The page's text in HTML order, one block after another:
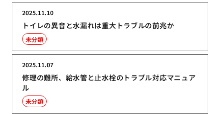
トイレの異音と水漏れは重大トラブルの前兆か
2025.11.10
未分類
修理の難所、給水管と止水栓のトラブル対応マニュア
ル
2025.11.07
未分類